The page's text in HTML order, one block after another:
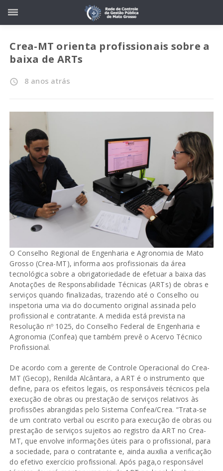
Crea-MT orienta profissionais sobre a
baixa de ARTs
access_time 8 anos atrás
O Conselho Regional de Engenharia e Agronomia de Mato
Grosso (Crea-MT), informa aos profissionais da área
tecnológica sobre a obrigatoriedade de efetuar a baixa das
Anotações de Responsabilidade Técnicas (ARTs) de obras e
serviços quando finalizadas, trazendo até o Conselho ou
inspetoria uma via do documento original assinada pelo
profissional e contratante. A medida está prevista na
Resolução nº 1025, do Conselho Federal de Engenharia e
Agronomia (Confea) que também prevê o Acervo Técnico
Profissional.
De acordo com a gerente de Controle Operacional do Crea-
MT (Gecop), Renilda Alcântara, a ART é o instrumento que
define, para os efeitos legais, os responsáveis técnicos pela
execução de obras ou prestação de serviços relativos às
profissões abrangidas pelo Sistema Confea/Crea. “Trata-se
de um contrato verbal ou escrito para execução de obras ou
prestação de serviços sujeitos ao registro da ART no Crea-
MT, que envolve informações úteis para o profissional, para
a sociedade, para o contratante e, ainda auxilia a verificação
do efetivo exercício profissional. Após paga,o responsável